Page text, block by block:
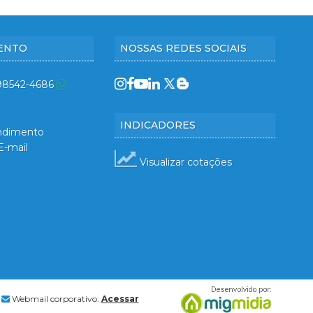
4686
mail
NOSSAS REDES SOCIAIS
INDICADORES
Visualizar cotações
Webmail corporativo: Acessar